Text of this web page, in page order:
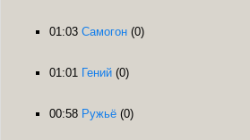
01:03 Самогон (0)
01:01 Гений (0)
00:58 Ружьё (0)